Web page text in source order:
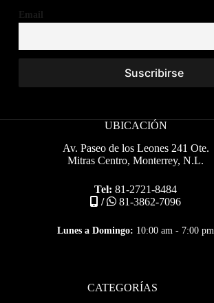
Email
UBICACIÓN
Av. Paseo de los Leones 241 Ote.
Mitras Centro, Monterrey, N.L.
Tel: 81-2721-8484
/
81-3862-7096
Lunes a Domingo: 10:00 am - 7:00 pm
CATEGORÍAS